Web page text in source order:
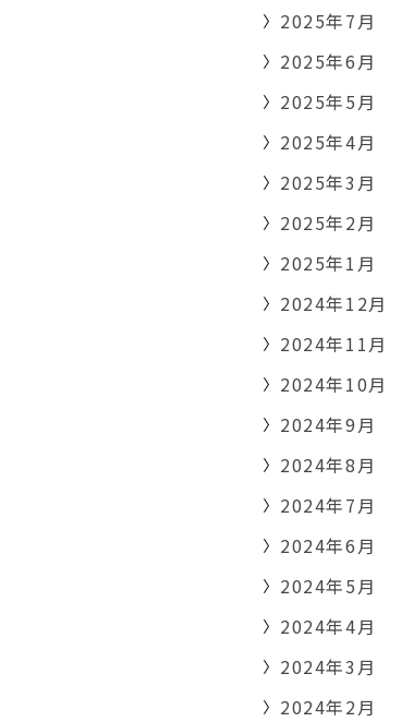
2025年7月
2025年6月
2025年5月
2025年4月
2025年3月
2025年2月
2025年1月
2024年12月
2024年11月
2024年10月
2024年9月
2024年8月
2024年7月
2024年6月
2024年5月
2024年4月
2024年3月
2024年2月